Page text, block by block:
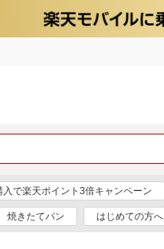
で楽天ポイント3倍キャンペーン
焼きたてパン はじめての方へ